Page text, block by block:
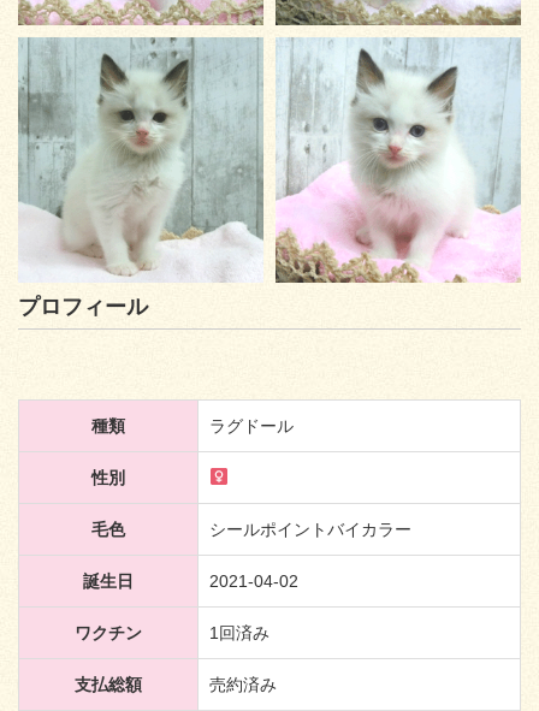
プロフィール
種類 ラグドール
性別
毛色 シールポイントバイカラー
誕生日 2021-04-02
ワクチン 1回済み
支払総額 売約済み